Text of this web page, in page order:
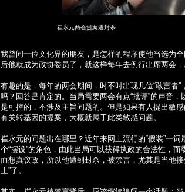
崔永元两会提案遭封杀
我曾问一位文化界的朋友，是怎样的程序使他当选为
后他就成为政协委员了，就这样每年去例行出席两会
有趣的是，每年的两会期间，时不时出现几位“敢言者
吗？回答是肯定的。当局需要两会有点“批评”的声音
是可控的，不涉及主旨问题的。但是如果有人提出敏
有关转基因的提案，大概就属于此类敏感问题。
崔永元的问题出在哪里？近年来网上流行的“假装”一
个“摆设”的角色，由此当局可以获得执政的合法性，
而想真议政，所以他遭到封杀，被禁言，尤其是当他
上”了。